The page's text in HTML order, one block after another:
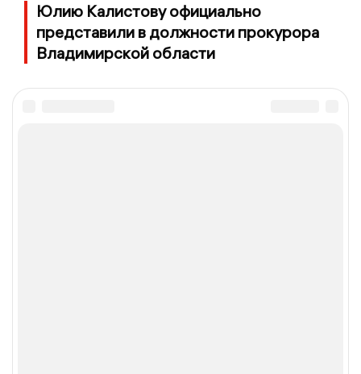
Юлию Калистову официально
представили в должности прокурора
Владимирской области